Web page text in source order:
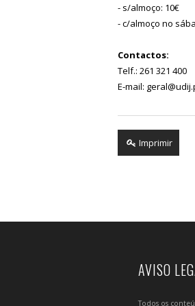
- s/almoço: 10€
- c/almoço no
Contactos:
Telf.: 261 321 400
E-mail:
Imprimir
AVISO
Todos os